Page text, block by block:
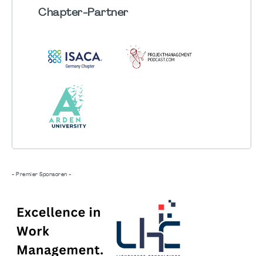
Chapter-Partner
- Premier Sponsoren -